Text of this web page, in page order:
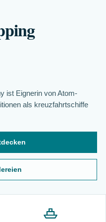
ist Eignerin von Atom-
als kreuzfahrtschiffe